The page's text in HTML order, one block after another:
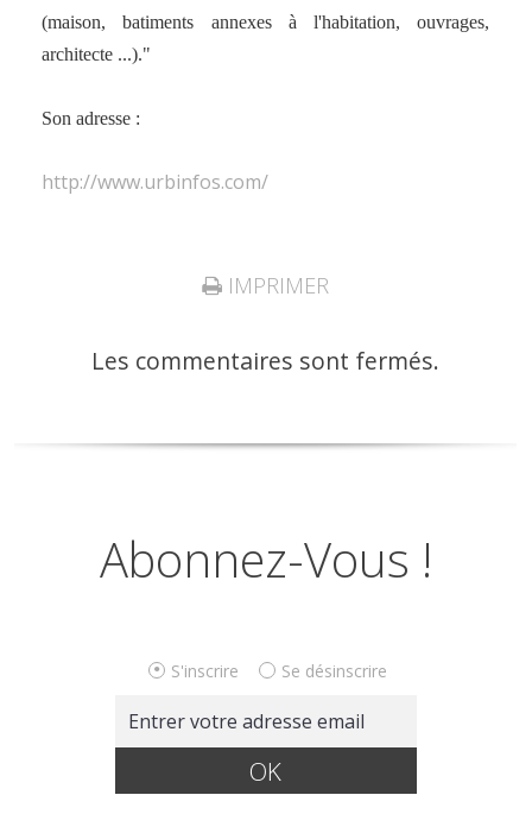
(maison, batiments annexes à l'habitation, ouvrages,
architecte ...)."
Son adresse :
http://www.urbinfos.com/
IMPRIMER
Les commentaires sont fermés.
Abonnez-Vous !
S'inscrire Se désinscrire